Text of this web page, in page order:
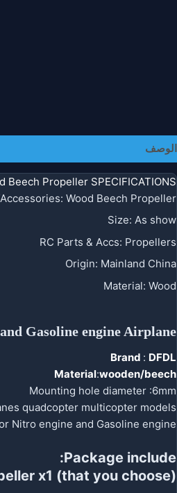
الوصف
Beech Propeller SPECIFICATIONS
: Wood Beech Propeller
Size: As show
RC Parts & Accs: Propellers
Origin: Mainland China
Material: Wood
Gasoline engine Airplane
Brand : DFDL
Material:wooden/beech
Mounting hole diameter :6mm
quadcopter multicopter models
Nitro engine and Gasoline engine
Package include:
x1 (that you choose)